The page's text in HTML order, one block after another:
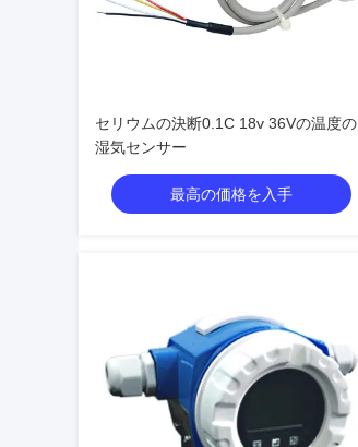
セリウムの決断0.1C 18v 36Vの温度の
湿気センサー
最高の価格を入手